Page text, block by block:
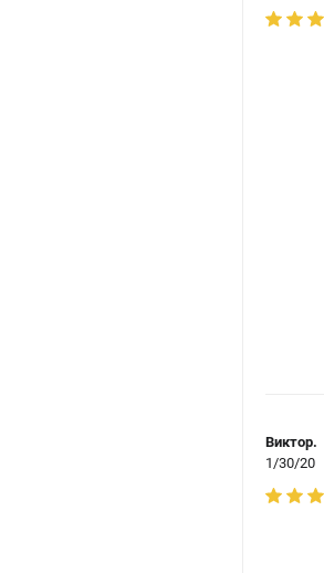
Виктор.
1/30/20